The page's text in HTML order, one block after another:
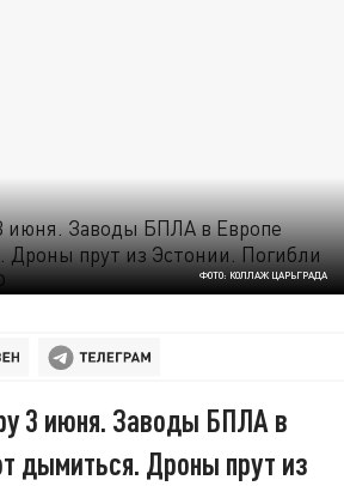
ФОТО: КОЛЛАЖ ЦАРЬГРАДА
3 июня. Заводы БПЛА в
дымиться. Дроны прут из